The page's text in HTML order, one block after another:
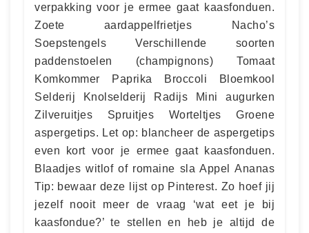
verpakking voor je ermee gaat kaasfonduen.
Zoete aardappelfrietjes Nacho’s
Soepstengels Verschillende soorten
paddenstoelen (champignons) Tomaat
Komkommer Paprika Broccoli Bloemkool
Selderij Knolselderij Radijs Mini augurken
Zilveruitjes Spruitjes Worteltjes Groene
aspergetips. Let op: blancheer de aspergetips
even kort voor je ermee gaat kaasfonduen.
Blaadjes witlof of romaine sla Appel Ananas
Tip: bewaar deze lijst op Pinterest. Zo hoef jij
jezelf nooit meer de vraag ‘wat eet je bij
kaasfondue?’ te stellen en heb je altijd de